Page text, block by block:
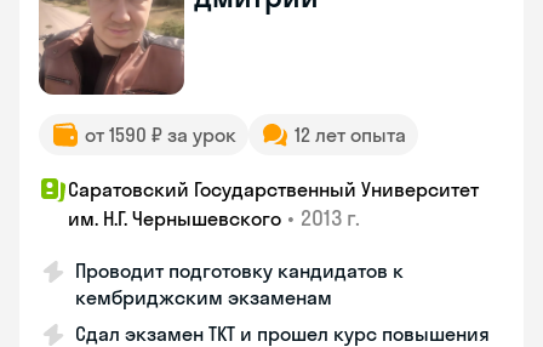
от 1590 ₽ за урок 12 лет опыта
Саратовский Государственный Университет
им. Н.Г. Чернышевского • 2013 г.
Проводит подготовку кандидатов к
кембриджским экзаменам
Сдал экзамен TKT и прошел курс повышения